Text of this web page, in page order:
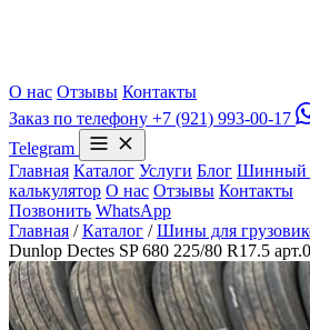
О нас Отзывы Контакты
Заказ по телефону +7 (921) 993-00-17
Telegram
Главная Каталог Услуги Блог Шинный
калькулятор О нас Отзывы Контакты
Позвонить WhatsApp
Главная / Каталог / Шины для
Dunlop Dectes SP 680 225/80 R17.5